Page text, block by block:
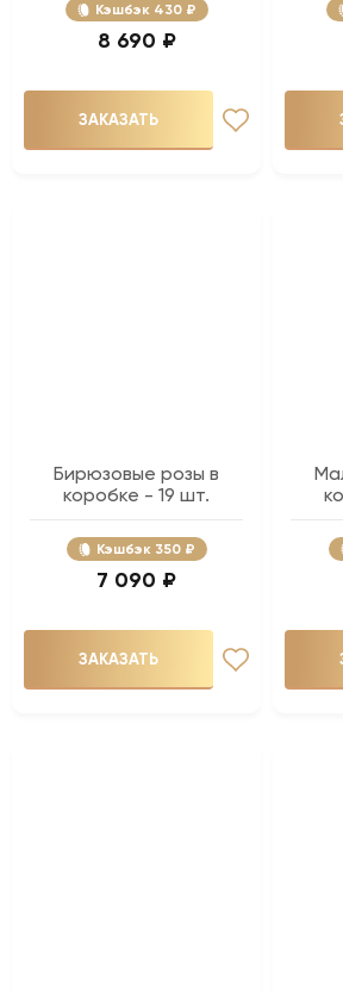
Кэшбэк 430 ₽
8 690 ₽
ЗАКАЗАТЬ
Бирюзовые розы в
коробке - 19 шт.
Кэшбэк 350 ₽
7 090 ₽
ЗАКАЗАТЬ